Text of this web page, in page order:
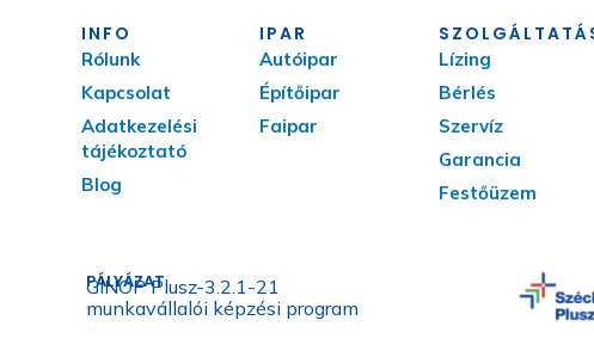
INFO
Rólunk
Kapcsolat
Adatkezelési
tájékoztató
Blog
IPAR
Autóipar
Építőipar
Faipar
Lízing
Bérlés
Szervíz
Garancia
Festőüzem
PÁLYÁZAT
GINOP Plusz-3.2.1-21
munkavállalói képzési program